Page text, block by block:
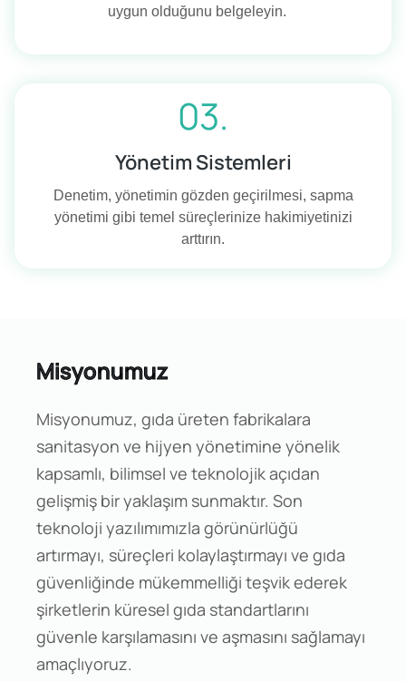
uygun olduğunu belgeleyin.
03.
Yönetim Sistemleri
Denetim, yönetimin gözden geçirilmesi, sapma
yönetimi gibi temel süreçlerinize hakimiyetinizi
arttırın.
Misyonumuz
Misyonumuz, gıda üreten fabrikalara
sanitasyon ve hijyen yönetimine yönelik
kapsamlı, bilimsel ve teknolojik açıdan
gelişmiş bir yaklaşım sunmaktır. Son
teknoloji yazılımımızla görünürlüğü
artırmayı, süreçleri kolaylaştırmayı ve gıda
güvenliğinde mükemmelliği teşvik ederek
şirketlerin küresel gıda standartlarını
güvenle karşılamasını ve aşmasını sağlamayı
amaçlıyoruz.